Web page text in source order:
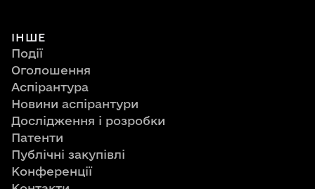
ІНШЕ
Події
Оголошення
Аспірантура
Новини аспірантури
Дослідження і розробки
Патенти
Публічні закупівлі
Конференції